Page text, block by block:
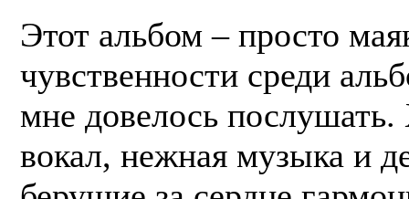
Этот альбом – просто
чувственности среди
мне довелось
вокал, нежная музыка и